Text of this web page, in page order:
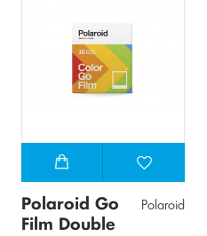
Polaroid Go
Film Double
Polaroid